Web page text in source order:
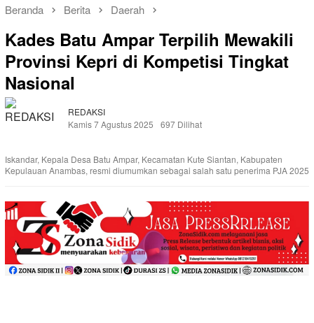
Beranda Berita Daerah
Kades Batu Ampar Terpilih Mewakili
Provinsi Kepri di Kompetisi Tingkat
Nasional
REDAKSI
Kamis 7 Agustus 2025
697 Dilihat
Iskandar, Kepala Desa Batu Ampar, Kecamatan Kute Siantan, Kabupaten
Kepulauan Anambas, resmi diumumkan sebagai salah satu penerima PJA 2025